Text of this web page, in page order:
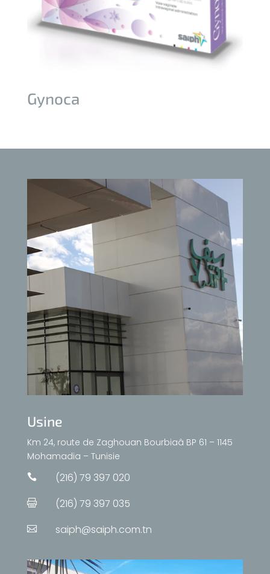
Gynoca
Usine
Km 24, route de Zaghouan Bourbiaâ BP 61 – 1145
Mohamadia – Tunisie
 (216) 79 397 020
 (216) 79 397 035
 saiph@saiph.com.tn